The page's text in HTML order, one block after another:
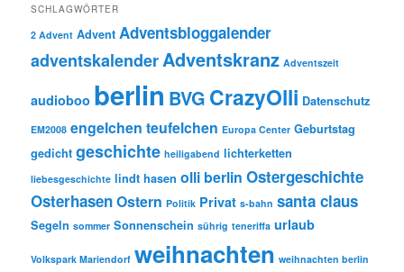
SCHLAGWÖRTER
2 Advent Advent Adventsbloggalender
adventskalenderAdventskranz Adventszeit
audioboo berlin BVG CrazyOlli Datenschutz
EM2008 engelchen teufelchen Europa Center Geburtstag
gedicht geschichte heiligabend lichterketten
liebesgeschichte lindt hasen olli berlin Ostergeschichte
OsterhasenOstern Politik Privat s-bahn santa claus
Segeln sommer Sonnenschein sührig teneriffa urlaub
Volkspark Mariendorf weihnachten weihnachten berlin